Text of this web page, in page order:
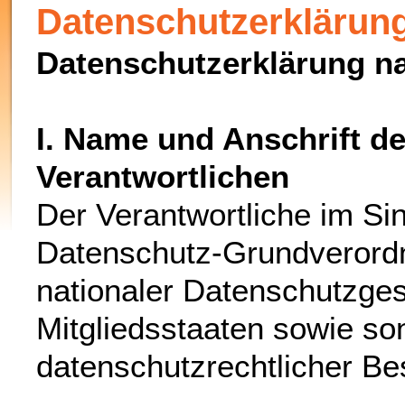
Datenschutzerklärung
I. Name und Anschrift
Verantwortlichen
Der Verantwortliche im
Datenschutz-
nationaler
Mitgliedsstaaten sowie
datenschutzrechtlicher